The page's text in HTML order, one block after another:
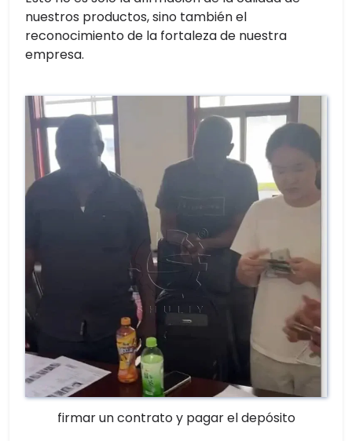
nuestros productos, sino también el
reconocimiento de la fortaleza de nuestra
empresa.
firmar un contrato y pagar el depósito